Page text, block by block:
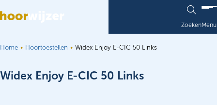
ZoekenMenu
Home Hoortoestellen Widex Enjoy E-CIC 50 Links
Widex Enjoy E-CIC 50 Links